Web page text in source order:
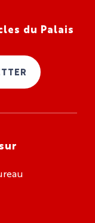
du Palais